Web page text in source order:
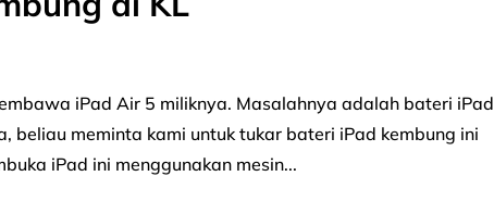
iPad Air 5 miliknya. Masalahnya adalah bateri iPad
beliau meminta kami untuk tukar bateri iPad kembung ini
iPad ini menggunakan mesin...